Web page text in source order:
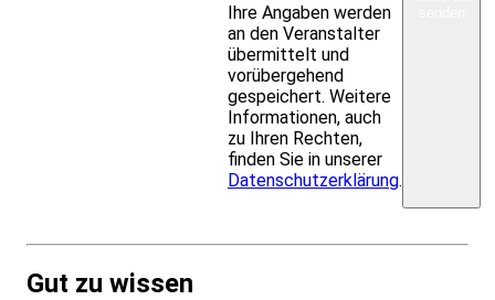
Ihre Angaben werden
an den Veranstalter
übermittelt und
vorübergehend
gespeichert. Weitere
Informationen, auch
zu Ihren Rechten,
finden Sie in unserer
Datenschutzerklärung.
Gut zu wissen